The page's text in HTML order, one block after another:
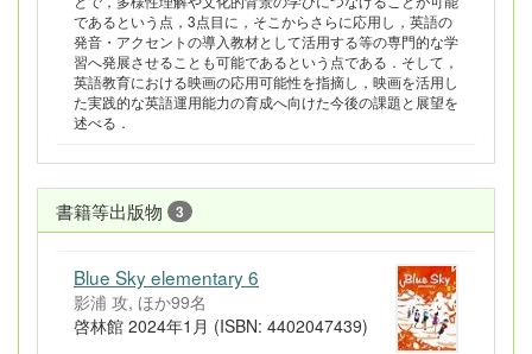
であるという点，3点目に，そこからさらに応用し，英語の
発音・アクセントの導入教材として活用する等の専門的な学
習へ発展させることも可能であるという点である．そして，
英語教育における映画の応用可能性を指摘し，映画を活用し
た実践的な英語運用能力の育成へ向けた今後の課題と展望を
述べる．
書籍等出版物 3
Blue Sky elementary 6
影浦 攻, ほか99名
啓林館 2024年1月 (ISBN: 4402047439)